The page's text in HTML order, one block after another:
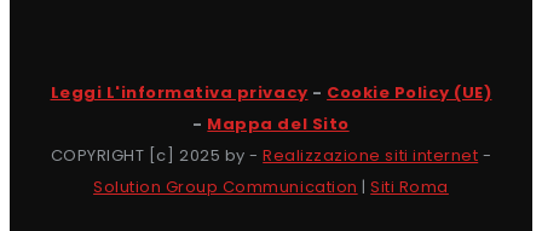
Leggi L'informativa privacy - Cookie Policy (UE)
- Mappa del Sito
COPYRIGHT [c] 2025 by -Realizzazione siti internet -
Solution Group Communication |Siti Roma